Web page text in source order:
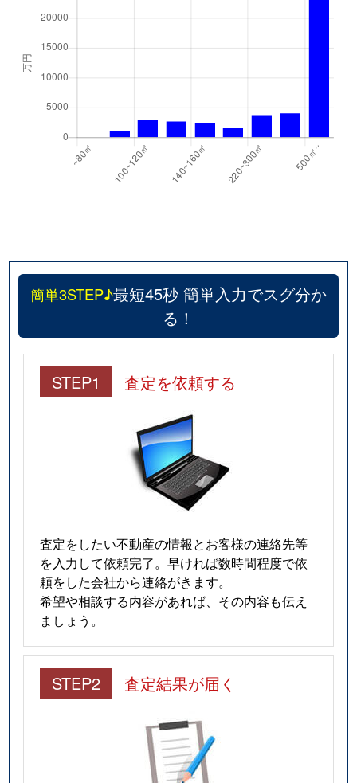
簡単3STEP♪最短45秒 簡単入力でスグ分か
る！
STEP1 査定を依頼する
査定をしたい不動産の情報とお客様の連絡先等
を入力して依頼完了。早ければ数時間程度で依
頼をした会社から連絡がきます。
希望や相談する内容があれば、その内容も伝え
ましょう。
STEP2 査定結果が届く